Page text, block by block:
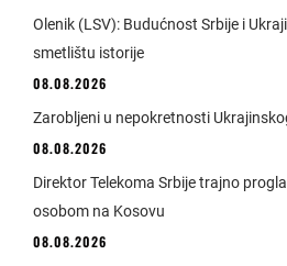
Olenik (LSV): Budućnost Srbije i
smetlištu istorije
08.08.2026
Zarobljeni u nepokretnosti
08.08.2026
Direktor Telekoma Srbije trajno
osobom na Kosovu
08.08.2026